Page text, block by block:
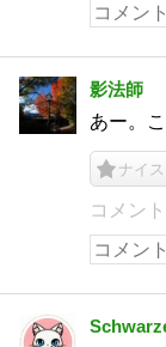
影法師
あー。
ナイス
コメン